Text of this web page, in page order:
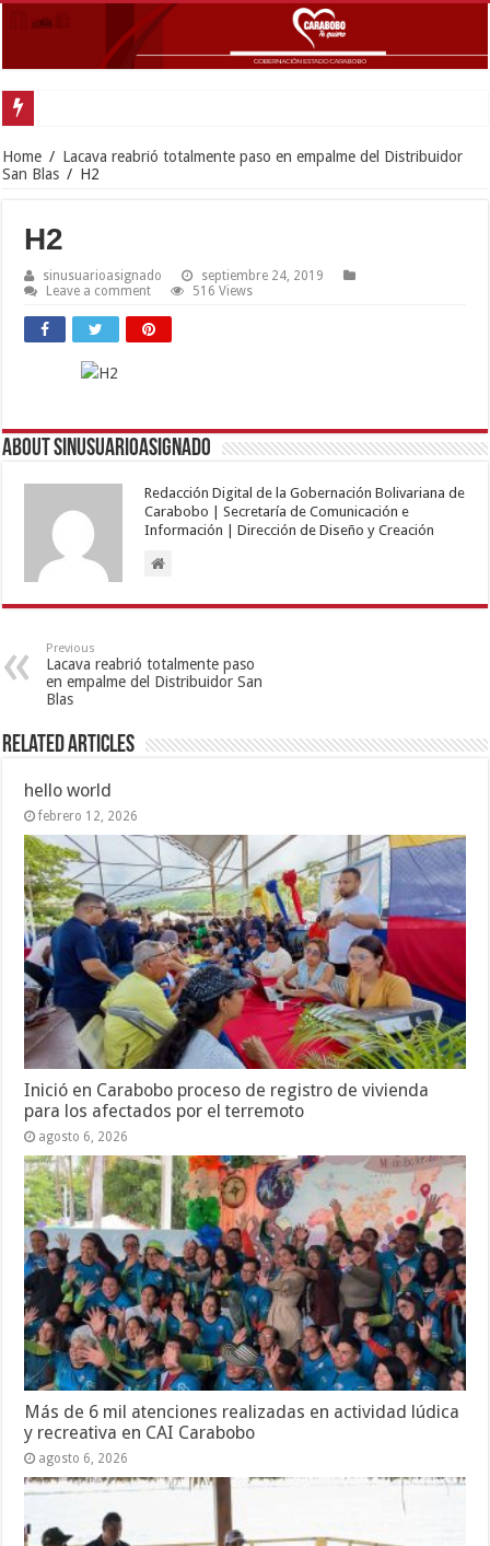
Home / Lacava reabrió totalmente paso en empalme del Distribuidor
San Blas / H2
H2
sinusuarioasignado
septiembre 24, 2019
Leave a comment
516 Views
About sinusuarioasignado
Redacción Digital de la Gobernación Bolivariana de
Carabobo | Secretaría de Comunicación e
Información | Dirección de Diseño y Creación
Previous
Lacava reabrió totalmente paso
en empalme del Distribuidor San
Blas
Related Articles
hello world
febrero 12, 2026
Inició en Carabobo proceso de registro de vivienda
para los afectados por el terremoto
agosto 6, 2026
Más de 6 mil atenciones realizadas en actividad lúdica
y recreativa en CAI Carabobo
agosto 6, 2026